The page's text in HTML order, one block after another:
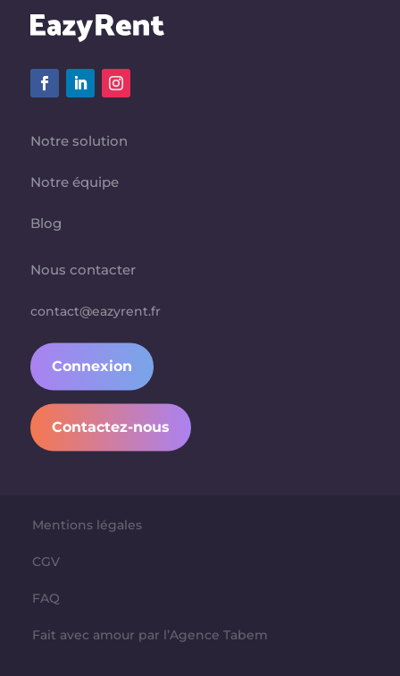
Notre solution
Notre équipe
Blog
Nous contacter
contact@eazyrent.fr
Connexion
Contactez-nous
Mentions légales
CGV
FAQ
Fait avec amour par l’Agence Tabem